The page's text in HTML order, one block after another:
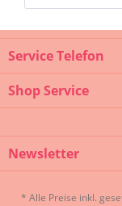
Service Telefon
Shop Service
Newsletter
* Alle Preise inkl.